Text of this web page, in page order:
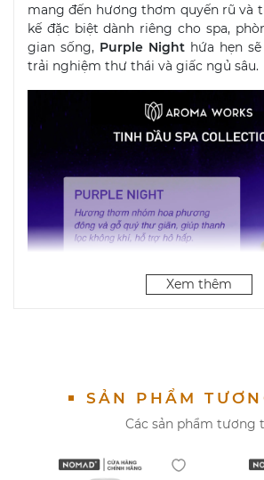
mang đến hương thơm quyến rũ và
kế đặc biệt dành riêng cho spa,
gian sống, Purple Night hứa hẹn
trải nghiệm thư thái và giấc ngủ sâu.
Đặc Điểm Nổi Bật:
Xem thêm
SẢN PHẨM
Các sản phẩm tương